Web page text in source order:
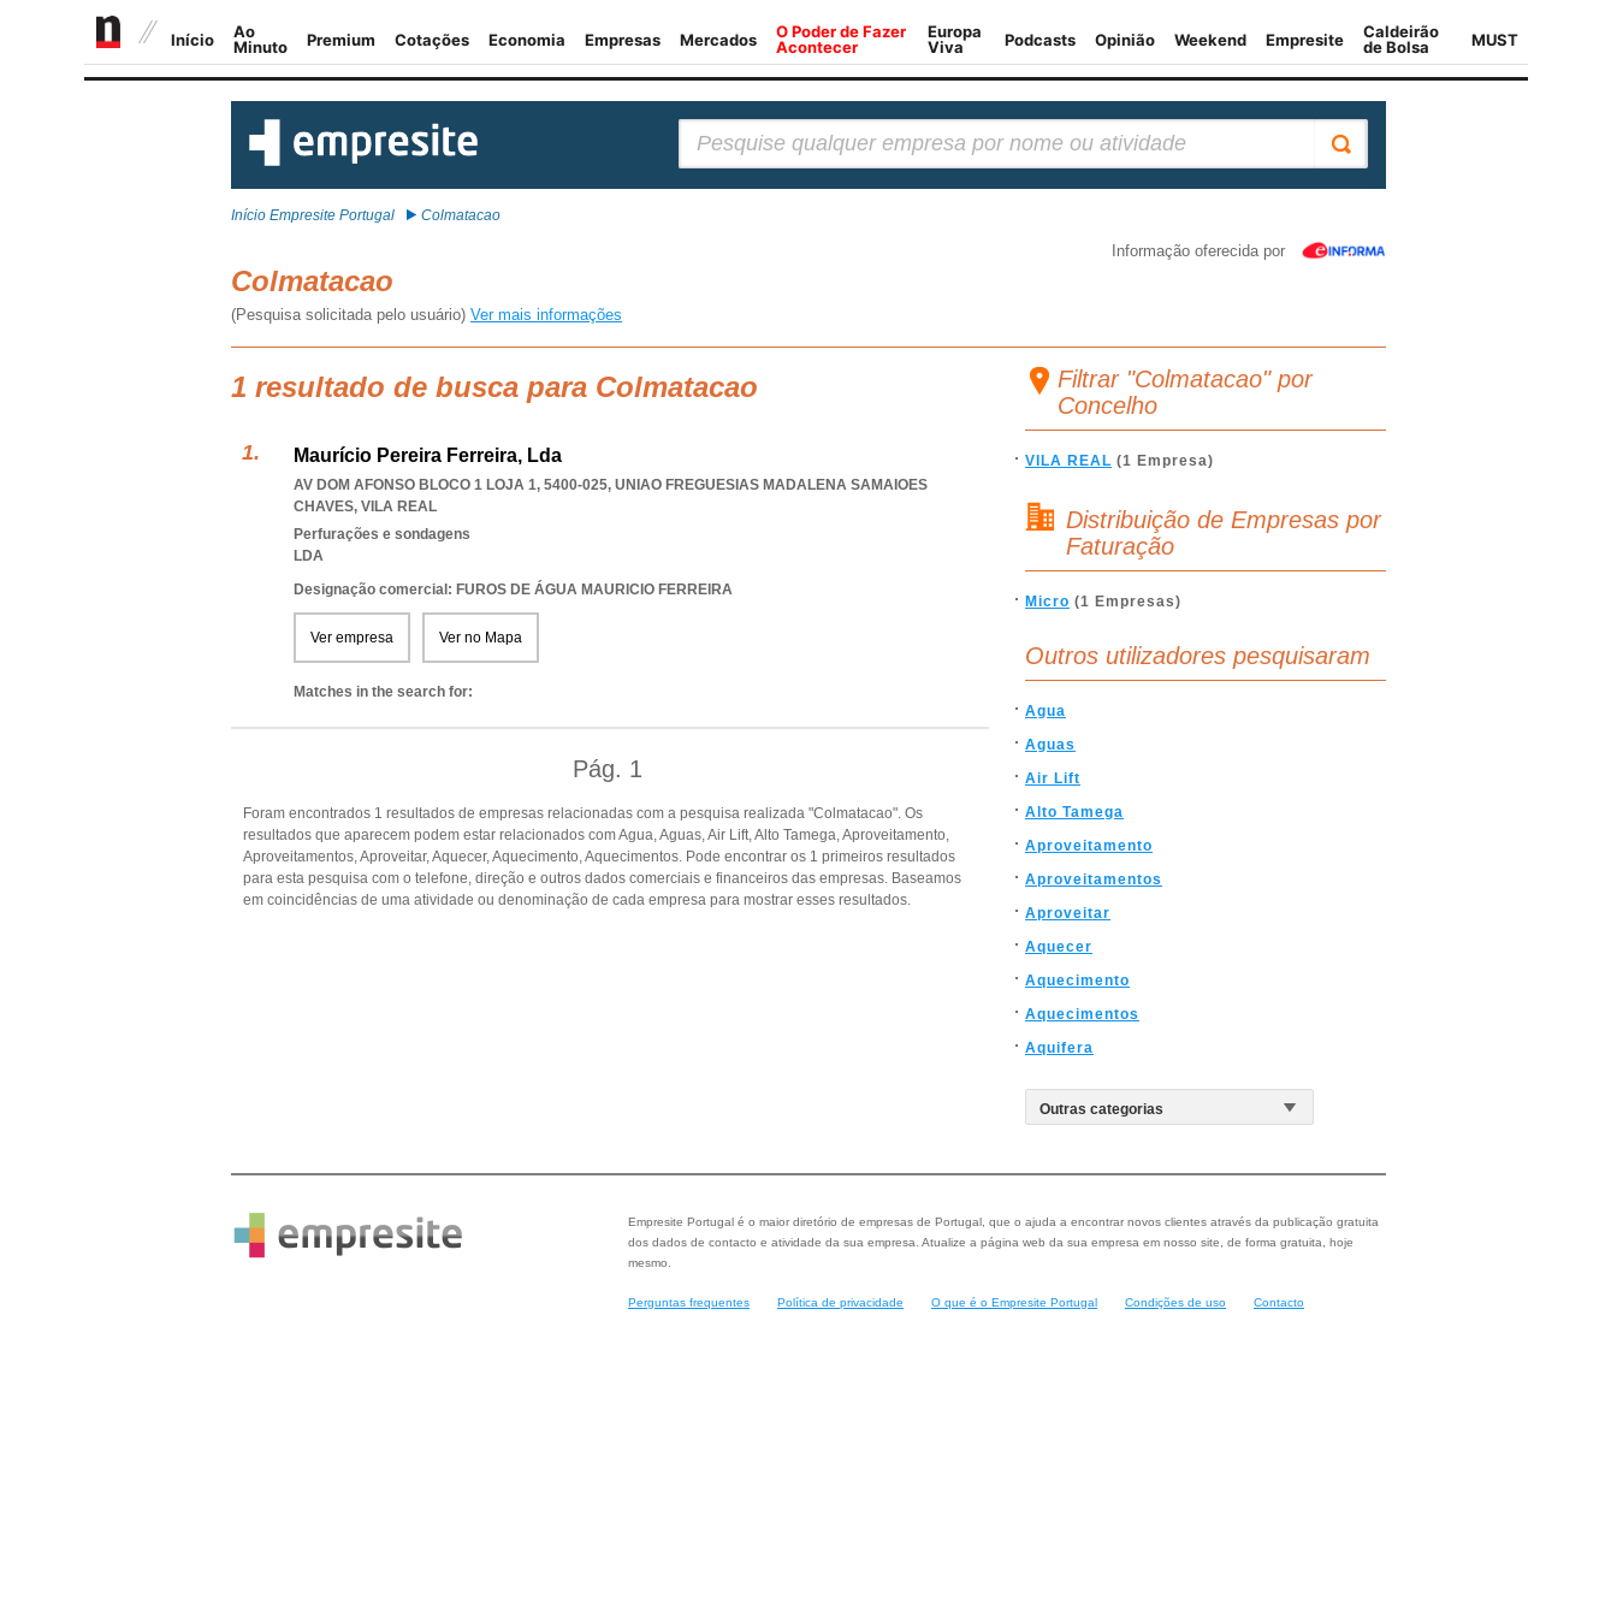
Início Empresite Portugal Colmatacao
Informação oferecida por
Colmatacao
(Pesquisa solicitada pelo usuário) Ver mais informações
1 resultado de busca para Colmatacao
Maurício Pereira Ferreira, Lda
AV DOM AFONSO BLOCO 1 LOJA 1, 5400-025, UNIAO FREGUESIAS MADALENA SAMAIOES
CHAVES, VILA REAL
Perfurações e sondagens
LDA
Designação comercial: FUROS DE ÁGUA MAURICIO FERREIRA
Ver empresa Ver no Mapa
Matches in the search for:
Pág. 1
Foram encontrados 1 resultados de empresas relacionadas com a pesquisa realizada "Colmatacao". Os
resultados que aparecem podem estar relacionados com Agua, Aguas, Air Lift, Alto Tamega, Aproveitamento,
Aproveitamentos, Aproveitar, Aquecer, Aquecimento, Aquecimentos. Pode encontrar os 1 primeiros resultados
para esta pesquisa com o telefone, direção e outros dados comerciais e financeiros das empresas. Baseamos
em coincidências de uma atividade ou denominação de cada empresa para mostrar esses resultados.
Filtrar "Colmatacao" por
Concelho
VILA REAL (1 Empresa)
Distribuição de Empresas por
Faturação
Micro (1 Empresas)
Outros utilizadores pesquisaram
Agua
Aguas
Air Lift
Alto Tamega
Aproveitamento
Aproveitamentos
Aproveitar
Aquecer
Aquecimento
Aquecimentos
Aquifera
Empresite Portugal é o maior diretório de empresas de Portugal, que o ajuda a encontrar novos clientes através da publicação gratuita
dos dados de contacto e atividade da sua empresa. Atualize a página web da sua empresa em nosso site, de forma gratuita, hoje
mesmo.
Perguntas frequentes Política de privacidade O que é o Empresite Portugal Condições de uso Contacto